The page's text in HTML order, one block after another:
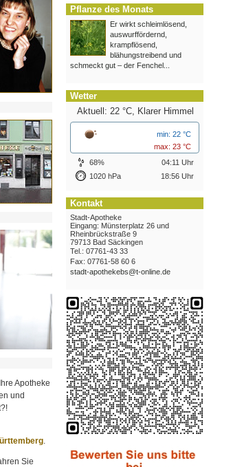
Apotheke
und
Sie
Pflanze des Monats
Er wirkt schleimlösend,
auswurffördernd,
krampflösend,
blähungstreibend und
schmeckt gut – der Fenchel...
Wetter
Aktuell: 22 °C, Klarer Himmel
min: 22 °C
max: 23 °C
68%
04:11 Uhr
1020 hPa
18:56 Uhr
Kontakt
Stadt-Apotheke
Eingang: Münsterplatz 26 und
Rheinbrückstraße 9
79713 Bad Säckingen
Tel.: 07761-43 33
Fax: 07761-58 60 6
stadt-apothekebs@t-online.de